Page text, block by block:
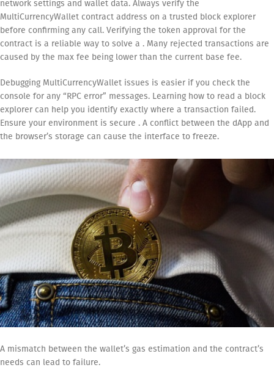
network settings and wallet data. Always verify the
MultiCurrencyWallet contract address on a trusted block explorer
before confirming any call. Verifying the token approval for the
contract is a reliable way to solve a . Many rejected transactions are
caused by the max fee being lower than the current base fee.
Debugging MultiCurrencyWallet issues is easier if you check the
console for any “RPC error” messages. Learning how to read a block
explorer can help you identify exactly where a transaction failed.
Ensure your environment is secure . A conflict between the dApp and
the browser’s storage can cause the interface to freeze.
A mismatch between the wallet’s gas estimation and the contract’s
needs can lead to failure.